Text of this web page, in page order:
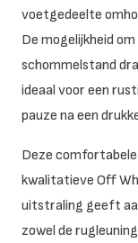
voetgedeelte
De mogelijkheid
schommelstand
ideaal voor een
pauze na een
Deze
kwalitatieve Off
uitstraling geeft
zowel de